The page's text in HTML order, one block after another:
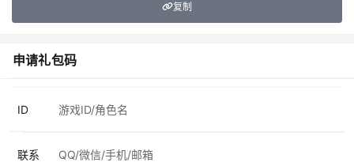
复制
申请礼包码
ID
联系